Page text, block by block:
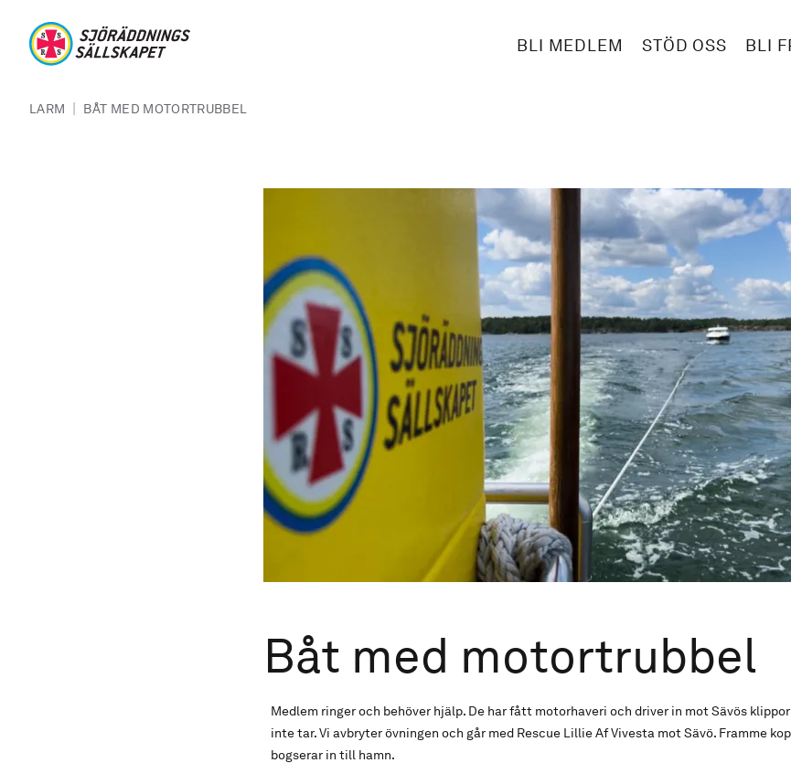
BLI MEDLEM STÖD OSS BLI
LARM | BÅT MED MOTORTRUBBEL
Båt med motortrubbel
Medlem ringer och behöver hjälp. De har fått motorhaveri och driver in mot Sävös
inte tar. Vi avbryter övningen och går med Rescue Lillie Af Vivesta mot Sävö. Framme
bogserar in till hamn.